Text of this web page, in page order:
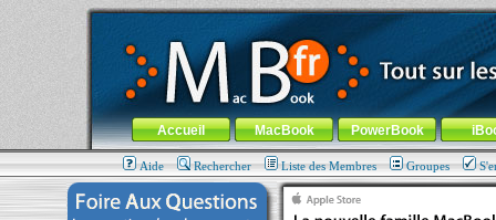
MacBook-fr.com : 100% Apple... 100% nomade !
Aller au contenu-Aller au menu général-Aller au menu de
Menu général
Accueil MacBook PowerBook
Aide Rechercher Liste des Membres Groupes